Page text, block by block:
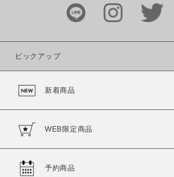
カラー
ピックアップ
新着商品
WEB限定商品
予約商品